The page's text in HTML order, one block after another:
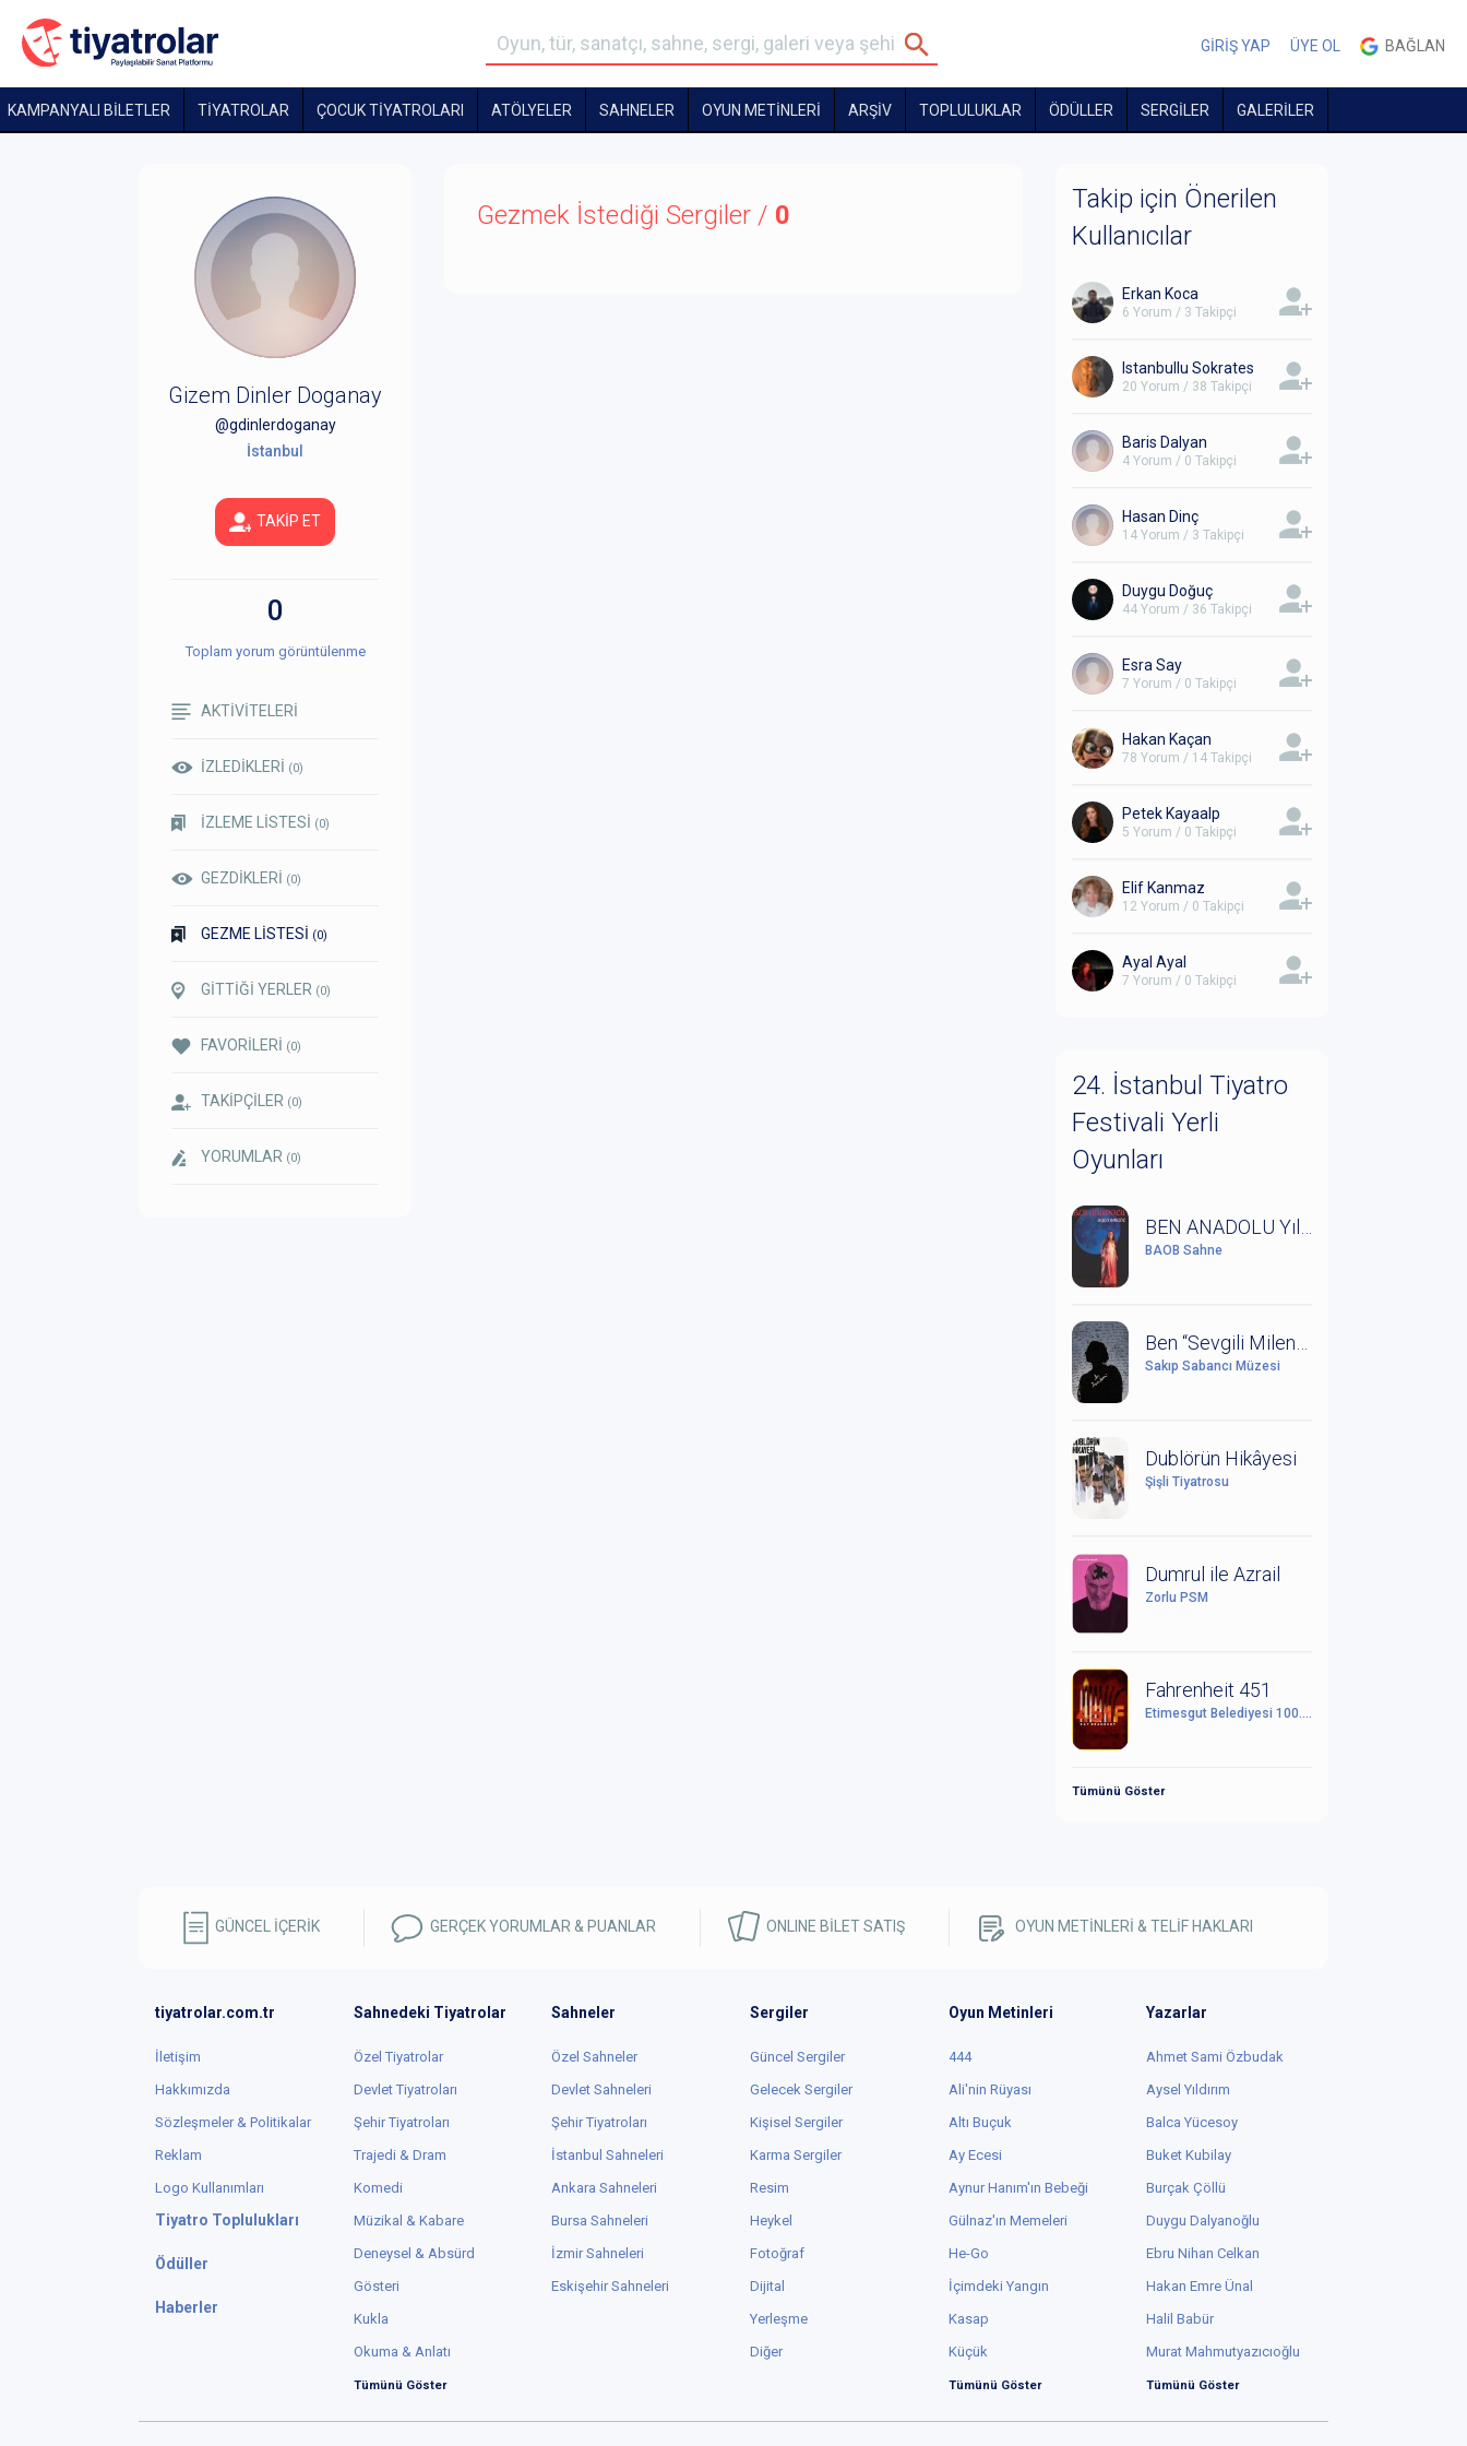
GİRİŞ YAP ÜYE OL BAĞLAN
KAMPANYALI BİLETLER TİYATROLAR ÇOCUK TIYATROLARI ATÖLYELER SAHNELER OYUN METİNLERİ ARŞİV TOPLULUKLAR ÖDÜLLER SERGİLER GALERİLER
Gizem Dinler Doganay
@gdinlerdoganay
İstanbul
TAKİP ET
0
Toplam yorum görüntülenme
AKTİVİTELERİ
İZLEDİKLERİ (0)
İZLEME LİSTESİ (0)
GEZDİKLERİ (0)
GEZME LİSTESİ (0)
GİTTİĞİ YERLER (0)
FAVORİLERİ (0)
TAKİPÇİLER (0)
YORUMLAR (0)
Gezmek İstediği Sergiler / 0
Takip için Önerilen
Kullanıcılar
Erkan Koca
6 Yorum / 3 Takipçi
Istanbullu Sokrates
20 Yorum / 38 Takipçi
Baris Dalyan
4 Yorum / 0 Takipçi
Hasan Dinç
14 Yorum / 3 Takipçi
Duygu Doğuç
44 Yorum / 36 Takipçi
Esra Say
7 Yorum / 0 Takipçi
Hakan Kaçan
78 Yorum / 14 Takipçi
Petek Kayaalp
5 Yorum / 0 Takipçi
Elif Kanmaz
12 Yorum / 0 Takipçi
Ayal Ayal
7 Yorum / 0 Takipçi
24. İstanbul Tiyatro
Festivali Yerli
Oyunları
BAOB Sahne
Sakıp Sabancı Müzesi
Dublörün Hikâyesi
Şişli Tiyatrosu
Dumrul ile Azrail
Zorlu PSM
Fahrenheit 451
Etimesgut Belediyesi 100. Yıl Cumhuriyet Kültür Sanat Merkezi
Tümünü Göster
GÜNCEL İÇERİK GERÇEK YORUMLAR & PUANLAR ONLINE BİLET SATIŞ OYUN METİNLERİ & TELİF HAKLARI
tiyatrolar.com.tr
İletişim
Hakkımızda
Sözleşmeler & Politikalar
Reklam
Logo Kullanımları
Tiyatro Toplulukları
Ödüller
Haberler
Sahnedeki Tiyatrolar
Özel Tiyatrolar
Devlet Tiyatroları
Şehir Tiyatroları
Trajedi & Dram
Komedi
Müzikal & Kabare
Deneysel & Absürd
Gösteri
Kukla
Okuma & Anlatı
Tümünü Göster
Sahneler
Özel Sahneler
Devlet Sahneleri
Şehir Tiyatroları
İstanbul Sahneleri
Ankara Sahneleri
Bursa Sahneleri
İzmir Sahneleri
Eskişehir Sahneleri
Sergiler
Güncel Sergiler
Gelecek Sergiler
Kişisel Sergiler
Karma Sergiler
Resim
Heykel
Fotoğraf
Dijital
Yerleşme
Diğer
Oyun Metinleri
444
Ali'nin Rüyası
Altı Buçuk
Ay Ecesi
Aynur Hanım'ın Bebeği
Gülnaz'ın Memeleri
He-Go
İçimdeki Yangın
Kasap
Küçük
Tümünü Göster
Yazarlar
Ahmet Sami Özbudak
Aysel Yıldırım
Balca Yücesoy
Buket Kubilay
Burçak Çöllü
Duygu Dalyanoğlu
Ebru Nihan Celkan
Hakan Emre Ünal
Halil Babür
Murat Mahmutyazıcıoğlu
Tümünü Göster